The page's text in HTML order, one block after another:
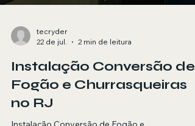
tecryder
22 de jul.
2 min de leitura
Instalação Conversão de